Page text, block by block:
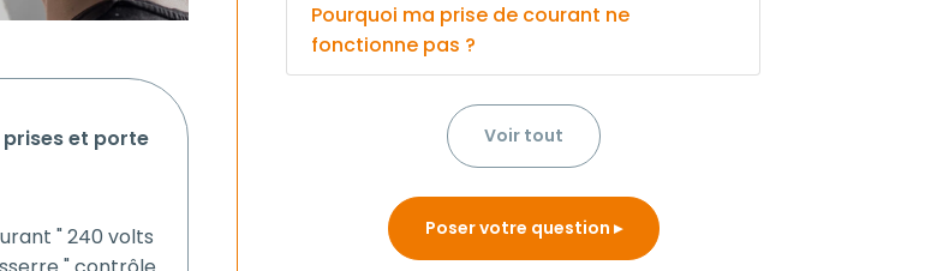
" 240 volts
Pourquoi ma prise de courant ne
fonctionne pas ?
Voir tout
Poser votre question